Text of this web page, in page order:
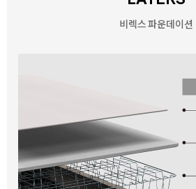
비렉스 파운데이션